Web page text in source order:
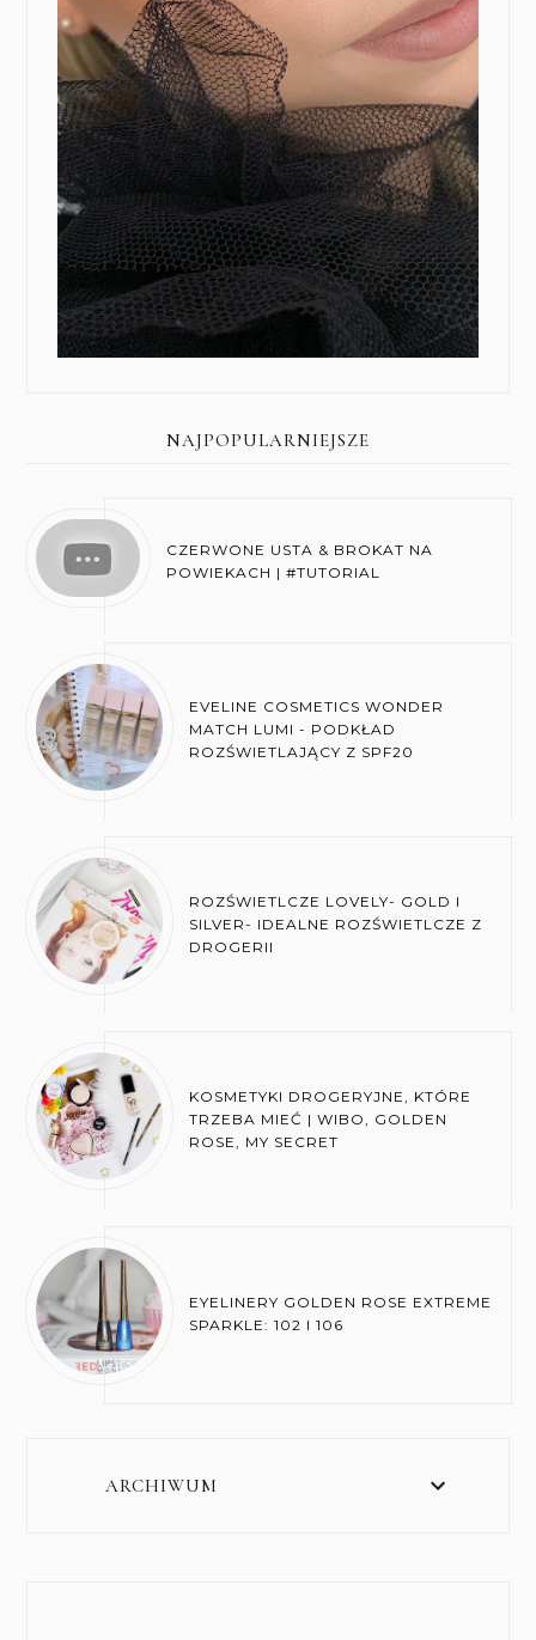
NAJPOPULARNIEJSZE
CZERWONE USTA & BROKAT NA
POWIEKACH | #TUTORIAL
EVELINE COSMETICS WONDER
MATCH LUMI - PODKŁAD
ROZŚWIETLAJĄCY Z SPF20
ROZŚWIETLCZE LOVELY- GOLD I
SILVER- IDEALNE ROZŚWIETLCZE Z
DROGERII
KOSMETYKI DROGERYJNE, KTÓRE
TRZEBA MIEĆ | WIBO, GOLDEN
ROSE, MY SECRET
EYELINERY GOLDEN ROSE EXTREME
SPARKLE: 102 I 106
ARCHIWUM